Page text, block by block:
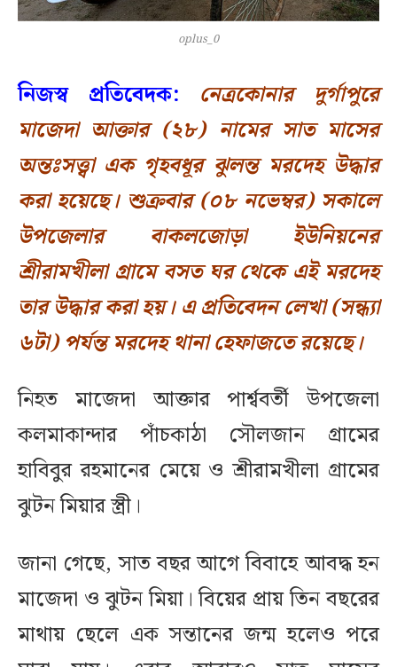
oplus_0
নিজস্ব প্রতিবেদক:
নেত্রকোনার দুর্গাপুরে
মাজেদা আক্তার (২৮) নামের সাত মাসের
অন্তঃসত্ত্বা এক গৃহবধূর ঝুলন্ত মরদেহ উদ্ধার
করা হয়েছে। শুক্রবার (০৮ নভেম্বর) সকালে
উপজেলার বাকলজোড়া ইউনিয়নের
শ্রীরামখীলা গ্রামে বসত ঘর থেকে এই মরদেহ
তার উদ্ধার করা হয়। এ প্রতিবেদন লেখা (সন্ধ্যা
৬টা) পর্যন্ত মরদেহ থানা হেফাজতে রয়েছে।
নিহত মাজেদা আক্তার পার্শ্ববর্তী উপজেলা
কলমাকান্দার পাঁচকাঠা সৌলজান গ্রামের
হাবিবুর রহমানের মেয়ে ও শ্রীরামখীলা গ্রামের
ঝুটন মিয়ার স্ত্রী।
জানা গেছে, সাত বছর আগে বিবাহে আবদ্ধ হন
মাজেদা ও ঝুটন মিয়া। বিয়ের প্রায় তিন বছরের
মাথায় ছেলে এক সন্তানের জন্ম হলেও পরে